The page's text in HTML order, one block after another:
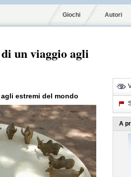
Giochi Autori
un viaggio agli
estremi del mondo
A